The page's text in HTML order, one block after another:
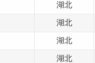
湖北
湖北
湖北
湖北